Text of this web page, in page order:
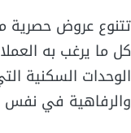
تتنوع عروض حصرية
كل ما يرغب به
الوحدات السكنية
والرفاهية في نفس